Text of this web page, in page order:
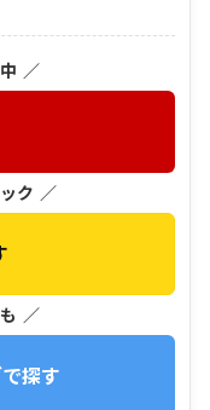
／
ク ／
／
探す